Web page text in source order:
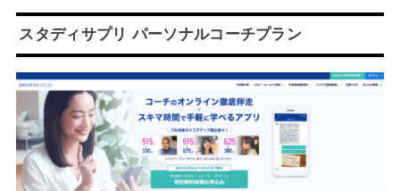
スタディサプリ パーソナルコーチプラン